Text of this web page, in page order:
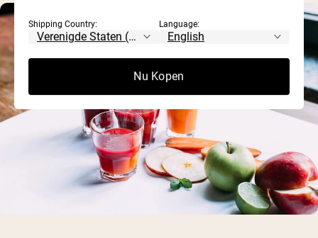
Shipping Country: Language:
Nu Kopen